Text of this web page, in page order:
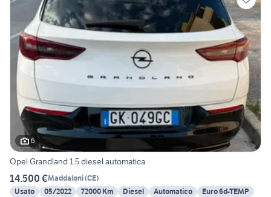
6
Opel Grandland 1.5 diesel automatica
14.500 €Maddaloni(CE)
Usato
05/2022 72000 Km Diesel Automatico Euro 6d-TEMP